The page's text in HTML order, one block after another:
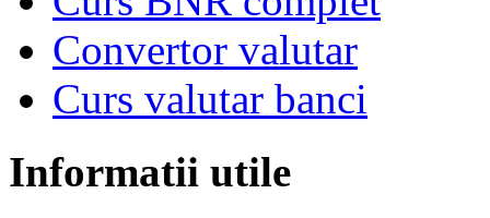
Convertor valutar
Curs valutar banci
Informatii utile